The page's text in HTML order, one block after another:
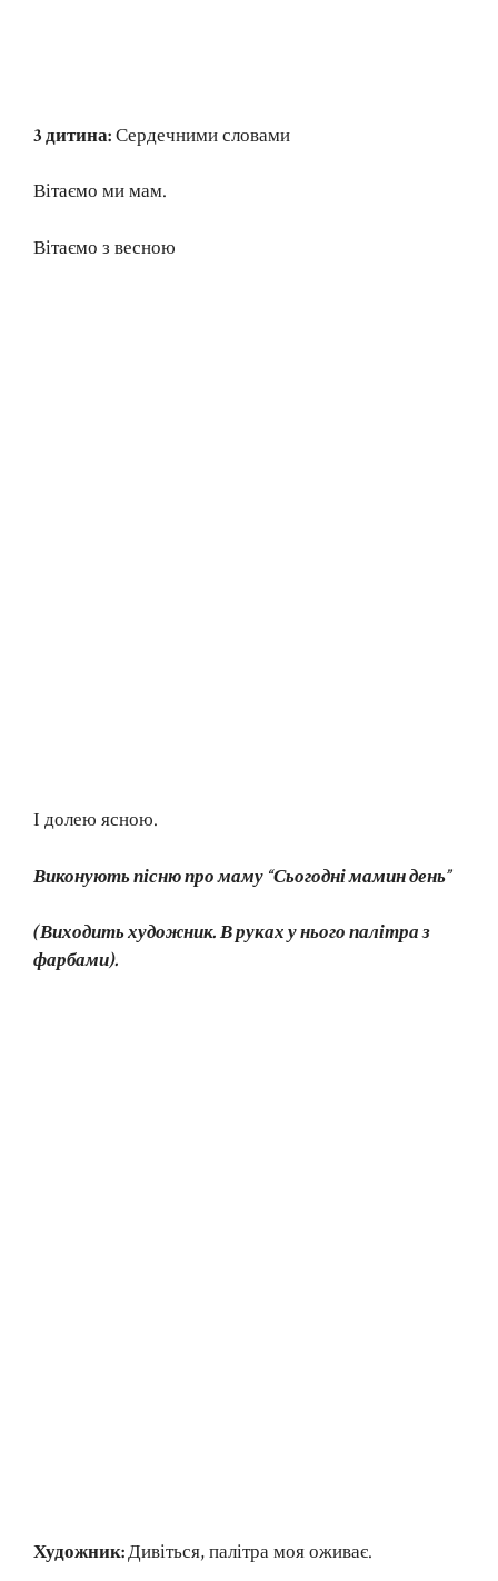
3 дитина:Сердечними словами
Вітаємо ми мам.
Вітаємо з весною
І долею ясною.
Виконують пісню про маму “Сьогодні мамин день”
(Виходить художник. В руках у нього палітра з
фарбами).
Художник:Дивіться, палітра моя оживає.